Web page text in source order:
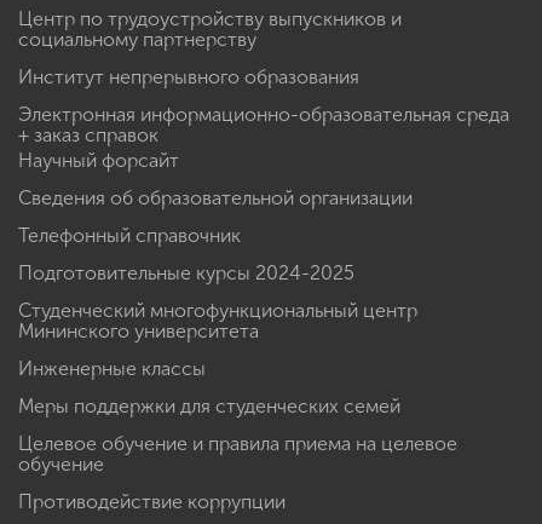
Центр по трудоустройству выпускников и
социальному партнерству
Институт непрерывного образования
Электронная информационно-образовательная среда
+ заказ справок
Научный форсайт
Сведения об образовательной организации
Телефонный справочник
Подготовительные курсы 2024-2025
Студенческий многофункциональный центр
Мининского университета
Инженерные классы
Меры поддержки для студенческих семей
Целевое обучение и правила приема на целевое
обучение
Противодействие коррупции